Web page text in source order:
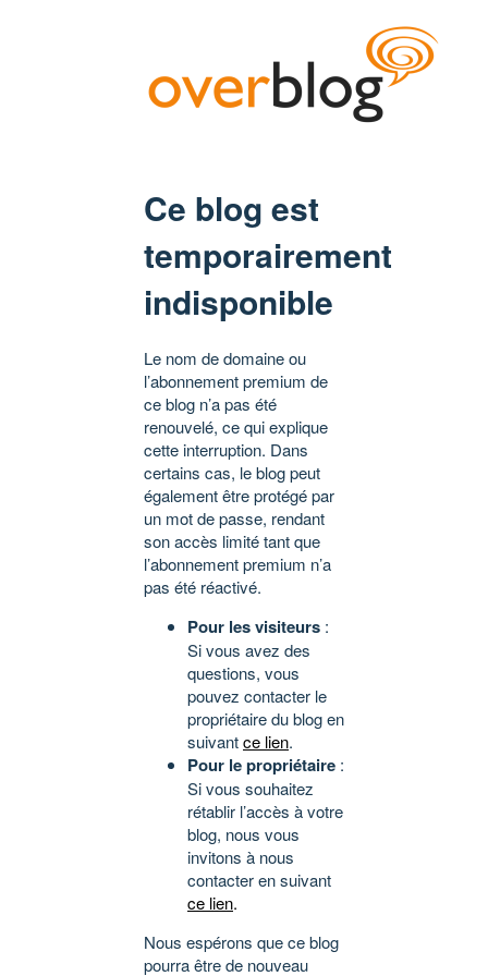
Ce blog est
temporairement
indisponible
Le nom de domaine ou
l’abonnement premium de
ce blog n’a pas été
renouvelé, ce qui explique
cette interruption. Dans
certains cas, le blog peut
également être protégé par
un mot de passe, rendant
son accès limité tant que
l’abonnement premium n’a
pas été réactivé.
Pour les visiteurs :
Si vous avez des
questions, vous
pouvez contacter le
propriétaire du blog en
suivantce lien.
Pour le propriétaire :
Si vous souhaitez
rétablir l’accès à votre
blog, nous vous
invitons à nous
contacter en suivant
ce lien.
Nous espérons que ce blog
pourra être de nouveau